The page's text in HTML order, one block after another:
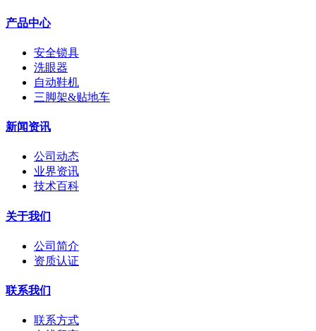
产品中心
安全锁具
洗眼器
自动鞋机
三脚架&贴地车
新闻资讯
公司动态
业界资讯
技术百科
关于我们
公司简介
资质认证
联系我们
联系方式